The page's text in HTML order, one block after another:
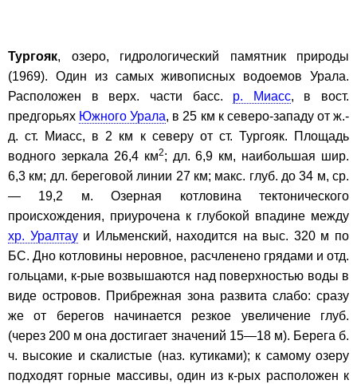
Тургояк, озеро, гидрологический памятник природы
(1969). Один из самых живописных водоемов Урала.
Расположен в верх. части басс. р. Миасс, в вост.
предгорьях Южного Урала, в 25 км к северо-западу от ж.-
д. ст. Миасс, в 2 км к северу от ст. Тургояк. Площадь
водного зеркала 26,4 км2; дл. 6,9 км, наибольшая шир.
6,3 км; дл. береговой линии 27 км; макс. глуб. до 34 м, ср.
— 19,2 м. Озерная котловина тектонического
происхождения, приурочена к глубокой впадине между
хр. Уралтауи Ильменский, находится на выс. 320 м по
БС. Дно котловины неровное, расчленено грядами и отд.
гольцами, к-рые возвышаются над поверхностью воды в
виде островов. Прибрежная зона развита слабо: сразу
же от берегов начинается резкое увеличение глуб.
(через 200 м она достигает значений 15—18 м). Берега б.
ч. высокие и скалистые (наз. кутиками); к самому озеру
подходят горные массивы, один из к-рых расположен к